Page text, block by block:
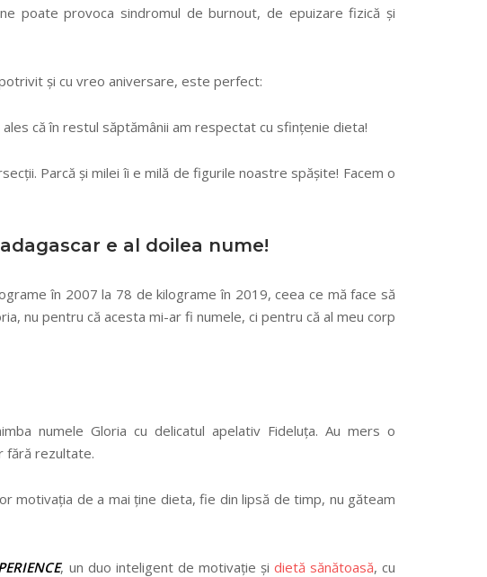
poate provoca sindromul de burnout, de epuizare fizică și
și cu vreo aniversare, este perfect:
că în restul săptămânii am respectat cu sfințenie dieta!
Parcă și milei îi e milă de figurile noastre spășite! Facem o
e al doilea nume!
în 2007 la 78 de kilograme în 2019, ceea ce mă face să
nu pentru că acesta mi-ar fi numele, ci pentru că al meu corp
numele Gloria cu delicatul apelativ Fideluța. Au mers o
fără rezultate.
motivația de a mai ține dieta, fie din lipsă de timp, nu găteam
, un duo inteligent de motivație și dietă sănătoasă, cu